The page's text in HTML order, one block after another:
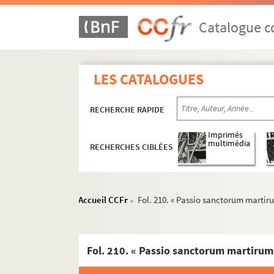
Catalogue
LES CATALOGUES
RECHERCHE RAPIDE
RECHERCHES CIBLÉES
Imprimés
multimédia
Accueil CCFr > Fol. 210. « Passio sanctorum
Fol. 39. « Sermones sancti Augustini
Fol. 42. « Passio beatissime Martine
Fol. 53 vo. « Amfilochii, episcopi Ichonii,
Fol. 70. « Passio sancti Petri, qui et
Fol. 71 vo. « Passio sancti Theogenis
Fol. 73 vo. « Vita sanctae Genovefe
Fol. 81. « Vita sancti Symeonis... Sanctae
Fol. 89 vo. « Sermo sancti Augustini de
Fol. 105. « Passio sanctae Columbae
Fol. 106. « Passio sanctorum Juliani et